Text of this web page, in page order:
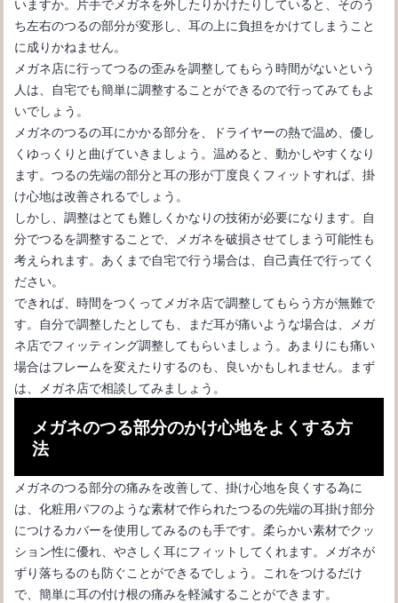
メガネでマスクが曇る本当の理由とその解決方法を教えます！
メガネフレームの色塗りは自分でできる？メガネの塗装について
ち左右のつるの部分が変形し、耳の上に負担をかけてしまうこと
に成りかねません。
メガネ店に行ってつるの歪みを調整してもらう時間がないという
人は、自宅でも簡単に調整することができるので行ってみてもよ
いでしょう。
メガネのつるの耳にかかる部分を、ドライヤーの熱で温め、優し
くゆっくりと曲げていきましょう。温めると、動かしやすくなり
ます。つるの先端の部分と耳の形が丁度良くフィットすれば、掛
け心地は改善されるでしょう。
しかし、調整はとても難しくかなりの技術が必要になります。自
分でつるを調整することで、メガネを破損させてしまう可能性も
考えられます。あくまで自宅で行う場合は、自己責任で行ってく
ださい。
できれば、時間をつくってメガネ店で調整してもらう方が無難で
す。自分で調整したとしても、まだ耳が痛いような場合は、メガ
ネ店でフィッティング調整してもらいましょう。あまりにも痛い
場合はフレームを変えたりするのも、良いかもしれません。まず
は、メガネ店で相談してみましょう。
メガネのつる部分のかけ心地をよくする方
法
メガネのつる部分の痛みを改善して、掛け心地を良くする為に
は、化粧用パフのような素材で作られたつるの先端の耳掛け部分
につけるカバーを使用してみるのも手です。柔らかい素材でクッ
ション性に優れ、やさしく耳にフィットしてくれます。メガネが
ずり落ちるのも防ぐことができるでしょう。これをつけるだけ
で、簡単に耳の付け根の痛みを軽減することができます。